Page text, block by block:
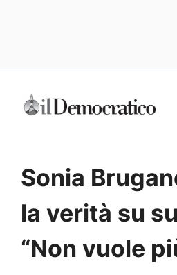
Sonia
la verità su
“Non vuole